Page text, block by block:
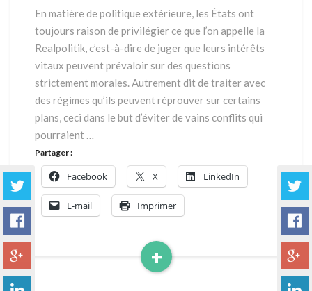
qui
nous
?
En matière de politique extérieure, les États ont
toujours raison de privilégier ce que l’on appelle la
Realpolitik, c’est-à-dire de juger que leurs intérêts
vitaux peuvent prévaloir sur des questions
strictement morales. Autrement dit de traiter avec
des régimes qu’ils peuvent réprouver sur certains
plans, ceci dans le but d’éviter de vains conflits qui
pourraient …
+
Read
Partager :
Facebook X LinkedIn
E-mail Imprimer